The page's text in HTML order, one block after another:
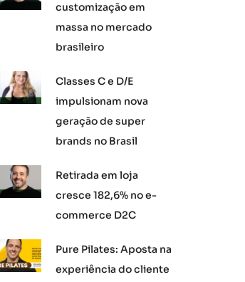
customização em
massa no mercado
brasileiro
Classes C e D/E
impulsionam nova
geração de super
brands no Brasil
Retirada em loja
cresce 182,6% no e-
commerce D2C
Pure Pilates: Aposta na
experiência do cliente